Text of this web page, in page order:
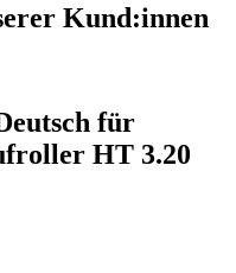
Kund:innen
für
HT 3.20